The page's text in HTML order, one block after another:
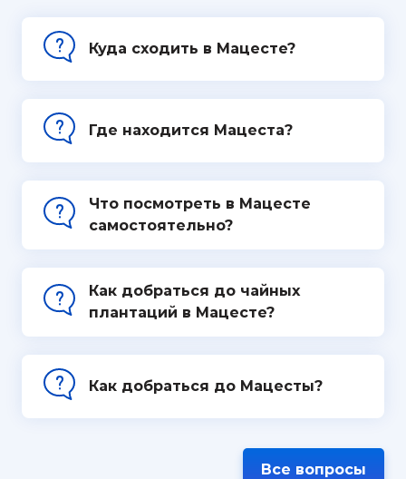
Куда сходить в Мацесте?
Где находится Мацеста?
Что посмотреть в Мацесте
самостоятельно?
Как добраться до чайных
плантаций в Мацесте?
Как добраться до Мацесты?
Все вопросы